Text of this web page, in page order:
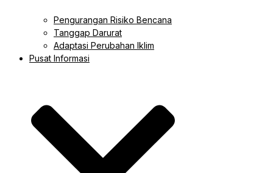
Pengurangan Risiko Bencana
Tanggap Darurat
Adaptasi Perubahan Iklim
Pusat Informasi